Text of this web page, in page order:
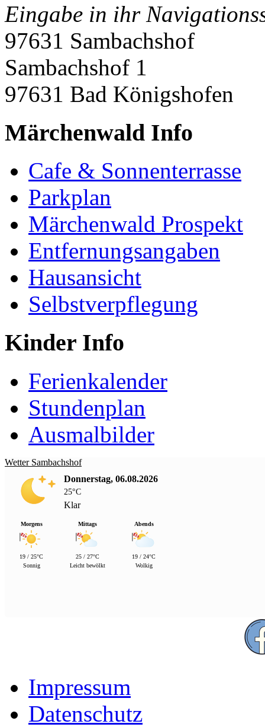
Eingabe in ihr
97631 Sambachshof
Sambachshof 1
97631 Bad Königshofen
Märchenwald Info
Cafe & Sonnenterrasse
Parkplan
Märchenwald Prospekt
Entfernungsangaben
Hausansicht
Selbstverpflegung
Kinder Info
Ferienkalender
Stundenplan
Ausmalbilder
Wetter Sambachshof
Donnerstag, 06.08.2026
25°C
Klar
Morgens
19 / 25°C
Sonnig
Mittags
25 / 27°C
Leicht bewölkt
Abends
19 / 24°C
Wolkig
Impressum
Datenschutz